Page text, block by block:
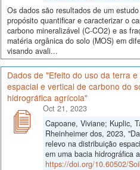
Os dados são resultados de um
propósito quantificar e caracterizar o
carbono mineralizável (C-CO2) e as
matéria orgânica do solo (MOS) em
visando avali...
Dados de "Efeito do uso da terra
espacial e vertical de carbono do
hidrográfica agrícola"
Oct 21, 2023
Capoane, Viviane; Kuplic,
Rheinheimer dos, 2023,
relevo na distribuição
em uma bacia hidrográfica
https://doi.org/10.60502/